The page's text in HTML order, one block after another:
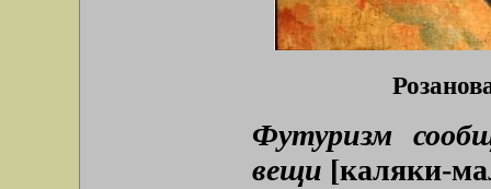
Футуризм
вещи [каляки-